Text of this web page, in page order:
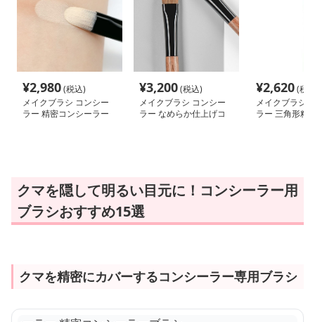
¥2,980(税込)
メイクブラシ コンシー
ラー 精密コンシーラー
¥3,200(税込)
メイクブラシ コンシー
ラー なめらか仕上げコ
¥2,620(税
メイクブラシ
ラー 三角形精
クマを隠して明るい目元に！コンシーラー用
ブラシおすすめ15選
クマを精密にカバーするコンシーラー専用ブラシ